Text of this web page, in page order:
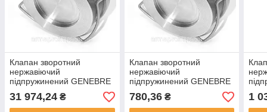
Клапан зворотний
нержавіючий
підпружинений GENEBRE
Ру25
31 974,24 ₴
Клапан зворотний
нержавіючий
підпружинений GENEBRE
Ру40
780,36₴ 1